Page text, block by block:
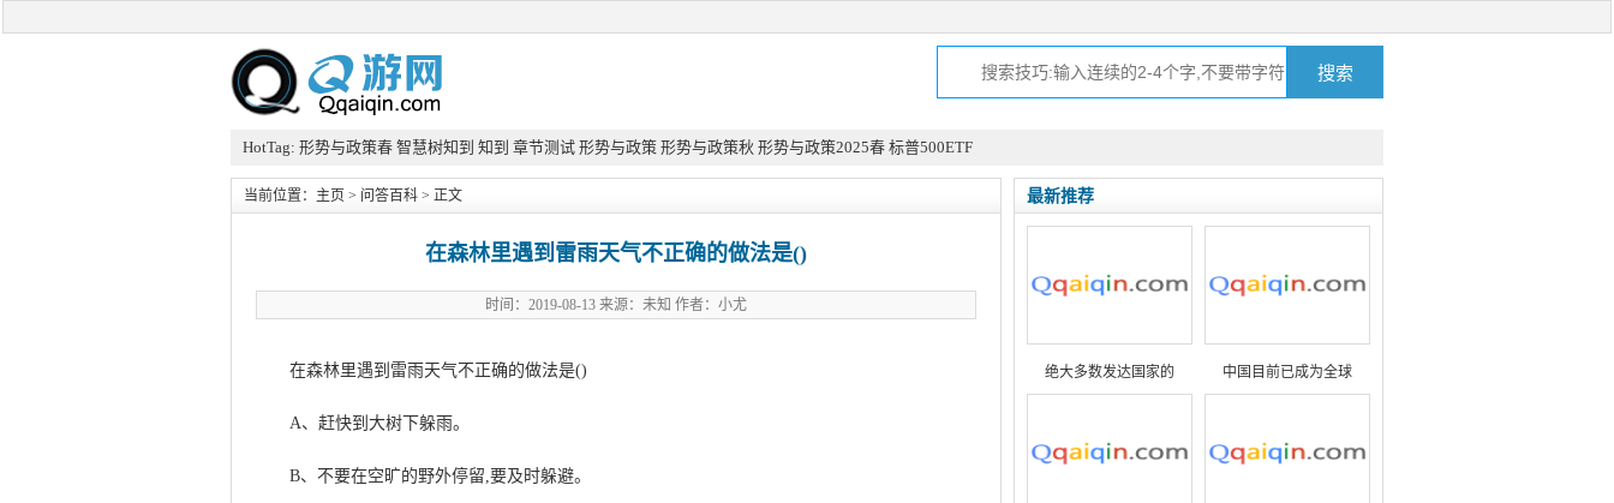
HotTag: 形势与政策春 智慧树知到 知到 章节测试 形势与政策 形势与政策秋 形势与政策2025春 标普500ETF
当前位置： 主页 > 问答百科 > 正文
在森林里遇到雷雨天气不正确的做法是()
时间：2019-08-13 来源：未知 作者：小尤
在森林里遇到雷雨天气不正确的做法是()
A、赶快到大树下躲雨。
B、不要在空旷的野外停留,要及时躲避。
最新推荐
绝大多数发达国家的 中国目前已成为全球